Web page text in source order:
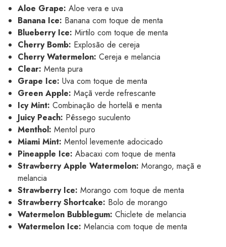
Aloe Grape: Aloe vera e uva
Banana Ice: Banana com toque de menta
Blueberry Ice: Mirtilo com toque de menta
Cherry Bomb: Explosão de cereja
Cherry Watermelon: Cereja e melancia
Clear: Menta pura
Grape Ice: Uva com toque de menta
Green Apple: Maçã verde refrescante
Icy Mint: Combinação de hortelã e menta
Juicy Peach: Pêssego suculento
Menthol: Mentol puro
Miami Mint: Mentol levemente adocicado
Pineapple Ice: Abacaxi com toque de menta
Strawberry Apple Watermelon: Morango, maçã e
melancia
Strawberry Ice: Morango com toque de menta
Strawberry Shortcake: Bolo de morango
Watermelon Bubblegum: Chiclete de melancia
Watermelon Ice: Melancia com toque de menta